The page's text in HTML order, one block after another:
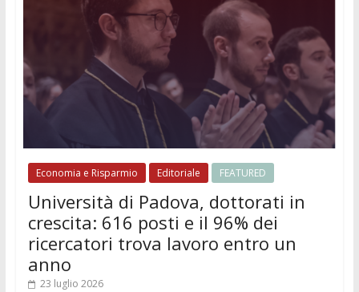
Economia e Risparmio Editoriale FEATURED
Università di Padova, dottorati in
crescita: 616 posti e il 96% dei
ricercatori trova lavoro entro un
anno
23 luglio 2026